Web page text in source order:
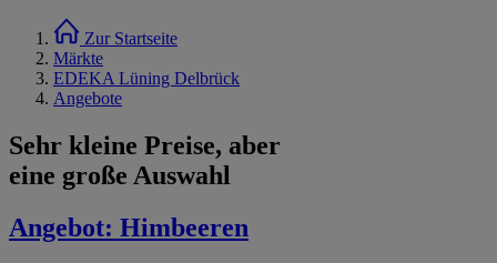
Zur Startseite
Märkte
EDEKA Lüning Delbrück
Angebote
Sehr kleine Preise, aber
eine große Auswahl
Angebot: Himbeeren